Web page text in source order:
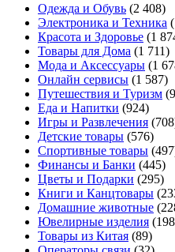
Одежда и Обувь (2 408)
Электроника и Техника
Красота и Здоровье (1
Товары для Дома (1 711)
Мода и Аксессуары (1
Онлайн сервисы (1 587)
Путешествия и Туризм
Еда и Напитки (924)
Игры и Развлечения
Детские товары (576)
Спортивные товары
Финансы и Банки (445)
Цветы и Подарки (295)
Книги и Канцтовары
Домашние животные
Ювелирные изделия
Товары из Китая (89)